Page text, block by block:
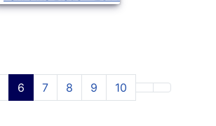
6 7 8 9 10